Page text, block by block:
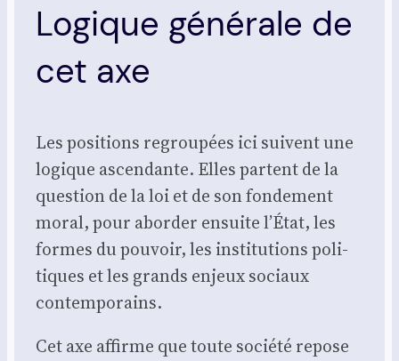
Logique générale de
cet axe
Les posi­tions regrou­pées ici suivent une
logique ascen­dante. Elles partent de la
ques­tion de la loi et de son fon­de­ment
moral, pour abor­der ensuite l’État, les
formes du pou­voir, les ins­ti­tu­tions poli­
tiques et les grands enjeux sociaux
contem­po­rains.
Cet axe affirme que toute socié­té repose